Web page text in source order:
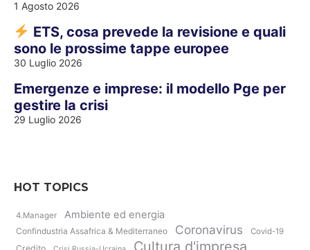
1 Agosto 2026
ETS, cosa prevede la revisione e quali
sono le prossime tappe europee
30 Luglio 2026
Emergenze e imprese: il modello Pge per
gestire la crisi
29 Luglio 2026
HOT TOPICS
4.Manager Ambiente ed energia
Confindustria Assafrica & Mediterraneo Coronavirus Covid-19
Cultura d'impresa